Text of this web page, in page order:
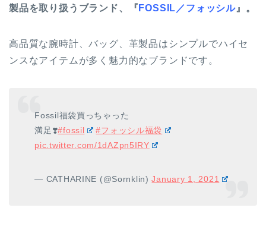
製品を取り扱うブランド、『 FOSSIL／フォッシル 』。
高品質な腕時計、バッグ、革製品はシンプルでハイセ
ンスなアイテムが多く魅力的なブランドです。
Fossil福袋買っちゃった
満足❣️#fossil
#フォッシル福袋
pic.twitter.com/1dAZpn5IRY
— CATHARINE (@Sornklin)January 1, 2021